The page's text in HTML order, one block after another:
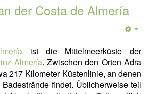
der Costa de Almería
ist die Mittelmeerküste der
Almería. Zwischen den Orten Adra
217 Kilometer Küstenlinie, an denen
findet. Üblicherweise teil